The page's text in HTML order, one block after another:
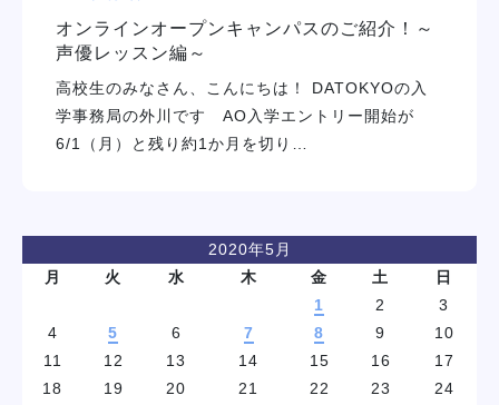
オンラインオープンキャンパスのご紹介！～
声優レッスン編～
高校生のみなさん、こんにちは！ DATOKYOの入
学事務局の外川です AO入学エントリー開始が
6/1（月）と残り約1か月を切り…
2020年5月
月
火 水 木 金 土 日
1 2
3
4
5 6 7 8 9
10
11
12 13 14 15 16
17
18
19 20 21 22 23
24
就職・デビュー
入学案内
訪問者別